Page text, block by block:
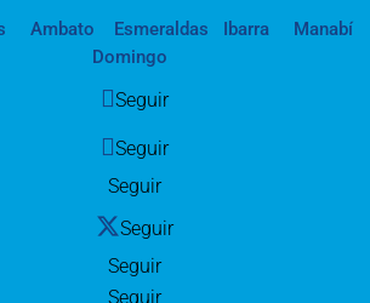
Ambato Esmeraldas Ibarra
Manabí
Domingo
Seguir
Seguir
Seguir
Seguir
Seguir
Seguir